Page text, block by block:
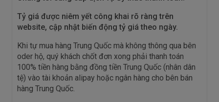
Tỷ giá được niêm yết công khai rõ ràng trên
website, cập nhật biến động tỷ giá theo ngày.
Khi tự mua hàng Trung Quốc mà không thông qua bên
oder hộ, quý khách chốt đơn xong phải thanh toán
100% tiền hàng bằng đồng tiền Trung Quốc (nhân dân
tệ) vào tài khoản alipay hoặc ngân hàng cho bên bán
hàng Trung Quốc.